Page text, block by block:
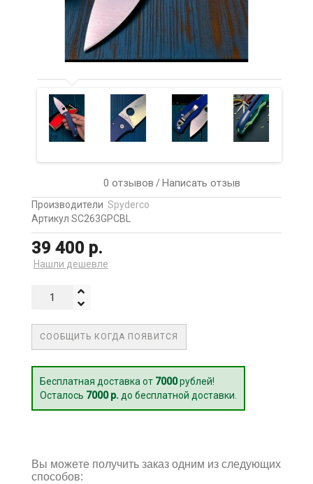
0 отзывов /Написать отзыв
Производители Spyderco
Артикул SC263GPCBL
39 400 р.
Нашли дешевле
СООБЩИТЬ КОГДА ПОЯВИТСЯ
Бесплатная доставка от 7000рублей!
Осталось 7000 р. до бесплатной доставки.
Вы можете получить заказ одним из следующих
способов: